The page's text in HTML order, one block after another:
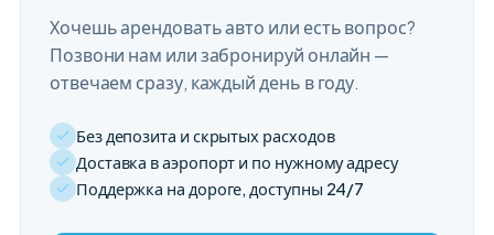
Хочешь арендовать авто или есть вопрос?
Позвони нам или забронируй онлайн —
отвечаем сразу, каждый день в году.
Без депозита и скрытых расходов
Доставка в аэропорт и по нужному адресу
Поддержка на дороге, доступны 24/7